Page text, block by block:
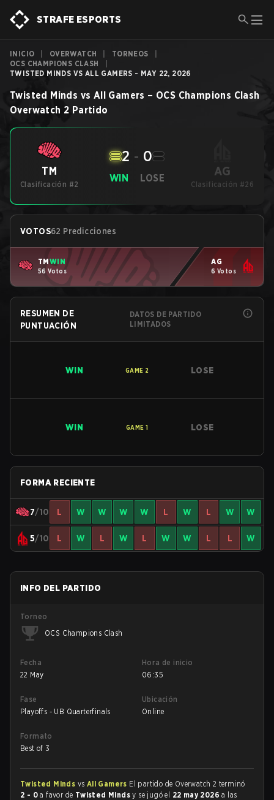
STRAFE ESPORTS
INICIO OVERWATCH TORNEOS
OCS CHAMPIONS CLASH
TWISTED MINDS VS ALL GAMERS - MAY 22, 2026
Twisted Minds vs All Gamers – OCS Champions Clash
Overwatch 2 Partido
TM
Clasificación #2
WIN
2 - 0
LOSE AG
Clasificación #26
VOTOS62 Predicciones
TMWIN
56 Votos
AG
6 Votos
RESUMEN DE
PUNTUACIÓN
DATOS DE PARTIDO
LIMITADOS
WIN GAME 2 LOSE
WIN GAME 1 LOSE
FORMA RECIENTE
7/10 L W W W W L W L W W
5/10 L W L W L W W L L W
INFO DEL PARTIDO
Torneo
OCS Champions Clash
Fecha
22 May
Hora de inicio
06:35
Fase
Playoffs - UB Quarterfinals
Ubicación
Online
Formato
Best of 3
Twisted Minds vs All Gamers El partido de Overwatch 2 terminó
2 - 0 a favor de Twisted Mindsy se jugó el 22 may 2026a las